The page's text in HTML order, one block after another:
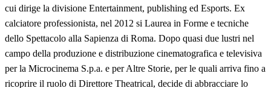
cui dirige la divisione Entertainment, publishing ed Esports. Ex
calciatore professionista, nel 2012 si Laurea in Forme e tecniche
dello Spettacolo alla Sapienza di Roma. Dopo quasi due lustri nel
campo della produzione e distribuzione cinematografica e televisiva
per la Microcinema S.p.a. e per Altre Storie, per le quali arriva fino a
ricoprire il ruolo di Direttore Theatrical, decide di abbracciare lo